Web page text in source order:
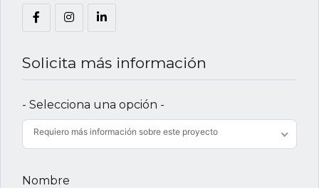
Solicita más información
- Selecciona una opción -
Requiero más información sobre este proyecto
Nombre